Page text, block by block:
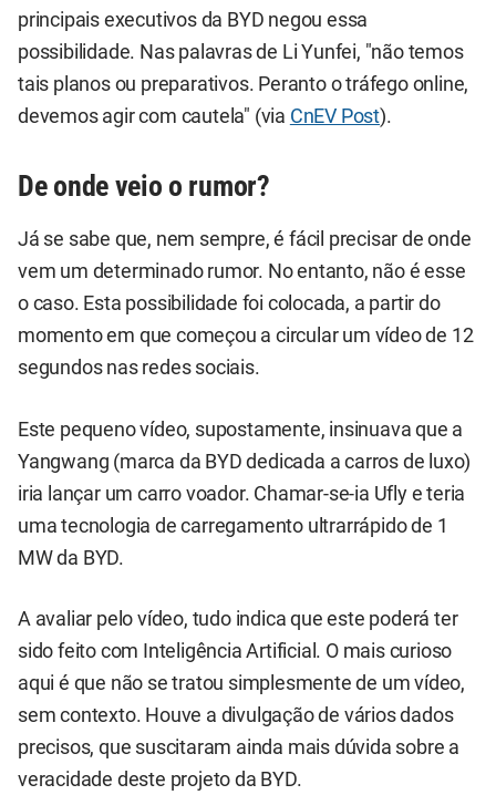
principais executivos da BYD negou essa
possibilidade. Nas palavras de Li Yunfei, "não temos
tais planos ou preparativos. Peranto o tráfego online,
devemos agir com cautela" (via CnEV Post).
De onde veio o rumor?
Já se sabe que, nem sempre, é fácil precisar de onde
vem um determinado rumor. No entanto, não é esse
o caso. Esta possibilidade foi colocada, a partir do
momento em que começou a circular um vídeo de 12
segundos nas redes sociais.
Este pequeno vídeo, supostamente, insinuava que a
Yangwang (marca da BYD dedicada a carros de luxo)
iria lançar um carro voador. Chamar-se-ia Ufly e teria
uma tecnologia de carregamento ultrarrápido de 1
MW da BYD.
A avaliar pelo vídeo, tudo indica que este poderá ter
sido feito com Inteligência Artificial. O mais curioso
aqui é que não se tratou simplesmente de um vídeo,
sem contexto. Houve a divulgação de vários dados
precisos, que suscitaram ainda mais dúvida sobre a
veracidade deste projeto da BYD.